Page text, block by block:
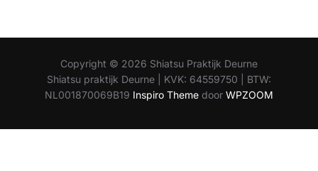
Copyright © 2026 Shiatsu Praktijk Deurne
Shiatsu praktijk Deurne | KVK: 64559750 | BTW:
NL001870069B19 Inspiro Theme door WPZOOM